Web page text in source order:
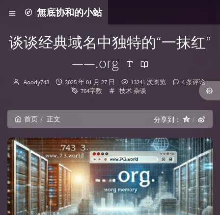
無底协和的小站
谈谈经典域名中独特的“一抹红”
——.org
博主：
Aoody743 发布时间：
2025 年 01 月 27 日 13241 次浏览
4 条评论
764字数
分类：
技术杂谈
首页 正文 分享到：